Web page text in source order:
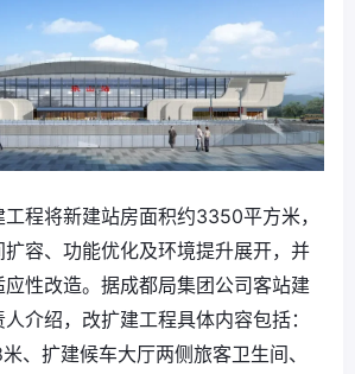
程将新建站房面积约3350平方米，
容、功能优化及环境提升展开，并
性改造。据成都局集团公司客站建
介绍，改扩建工程具体内容包括：
、扩建候车大厅两侧旅客卫生间、